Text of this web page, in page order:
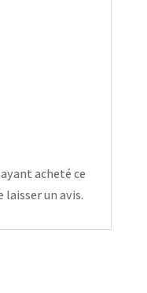
acheté ce
un avis.